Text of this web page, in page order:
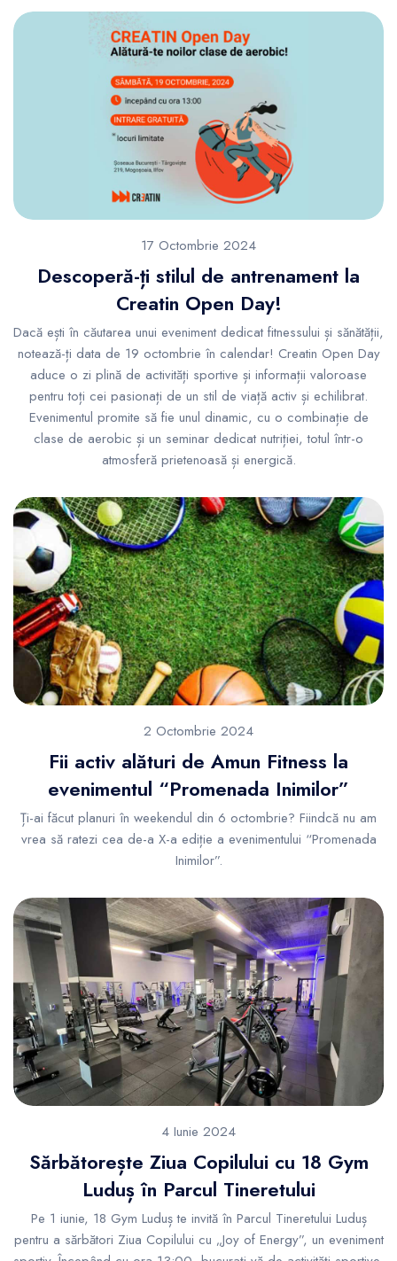
17 Octombrie 2024
Descoperă-ți stilul de antrenament la
Creatin Open Day!
Dacă ești în căutarea unui eveniment dedicat fitnessului și sănătății,
notează-ți data de 19 octombrie în calendar! Creatin Open Day
aduce o zi plină de activități sportive și informații valoroase
pentru toți cei pasionați de un stil de viață activ și echilibrat.
Evenimentul promite să fie unul dinamic, cu o combinație de
clase de aerobic și un seminar dedicat nutriției, totul într-o
atmosferă prietenoasă și energică.
2 Octombrie 2024
Fii activ alături de Amun Fitness la
evenimentul “Promenada Inimilor”
Ți-ai făcut planuri în weekendul din 6 octombrie? Fiindcă nu am
vrea să ratezi cea de-a X-a ediție a evenimentului “Promenada
Inimilor”.
4 Iunie 2024
Sărbătorește Ziua Copilului cu 18 Gym
Luduș în Parcul Tineretului
Pe 1 iunie, 18 Gym Luduș te invită în Parcul Tineretului Luduș
pentru a sărbători Ziua Copilului cu „Joy of Energy”, un eveniment